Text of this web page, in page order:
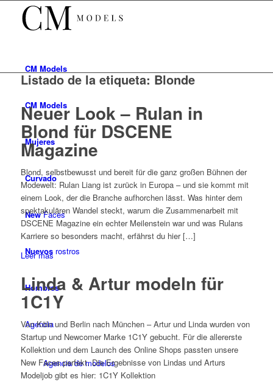
CM Models
CM Models
Mujeres
Curvado
NewFaces
Nuevosrostros
Hombres
Agencia
Agencia de modelos
Listado de la etiqueta: Blonde
Neuer Look – Rulan in
Blond für DSCENE
Magazine
Blond, selbstbewusst und bereit für die ganz großen Bühnen der
Modewelt: Rulan Liang ist zurück in Europa – und sie kommt mit
einem Look, der die Branche aufhorchen lässt. Was hinter dem
spektakulären Wandel steckt, warum die Zusammenarbeit mit
DSCENE Magazine ein echter Meilenstein war und was Rulans
Karriere so besonders macht, erfährst du hier […]
Leer más
Linda & Artur modeln für
1C1Y
Von Köln und Berlin nach München – Artur und Linda wurden von
Startup und Newcomer Marke 1C1Y gebucht. Für die allererste
Kollektion und dem Launch des Online Shops passten unsere
New Faces perfekt. Die Ergebnisse von Lindas und Arturs
Modeljob gibt es hier: 1C1Y Kollektion